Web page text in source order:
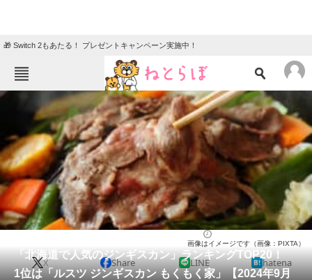
🎁 Switch 2もあたる！ プレゼントキャンペーン実施中！
ねとらぼメニュー
ニュース
エンタメ クイズ
グルメ 地域
住まい 教育・育児
動物 リサーチ
会員記事
「北海道で人気のジンギスカン」ランキングTOP20！
1位は「ルスツ ジンギスカン もくもく家」【2024年9月
画像はイメージです（画像：PIXTA）
X Share LINE hatena